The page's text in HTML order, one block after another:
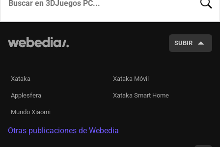
SUBIR
Xataka Xataka Móvil
Applesfera Xataka Smart Home
Mundo Xiaomi
Otras publicaciones de Webedia